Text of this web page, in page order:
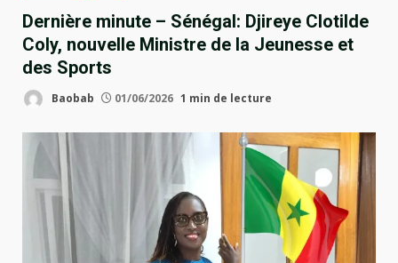
Dernière minute – Sénégal: Djireye Clotilde
Coly, nouvelle Ministre de la Jeunesse et
des Sports
Baobab 01/06/2026 1 min de lecture